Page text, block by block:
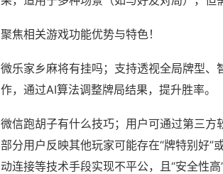
聚焦相关游戏功能优势与特色！
微乐家乡麻将有挂吗；支持透视全局牌型
作，通过AI算法调整牌局结果，提升胜率。
微信跑胡子有什么技巧；用户可通过第三方
部分用户反映其他玩家可能存在“牌特别好”
动连接等技术手段实现不平公，且“安全性高